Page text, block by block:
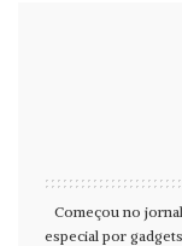
Começou no
especial por